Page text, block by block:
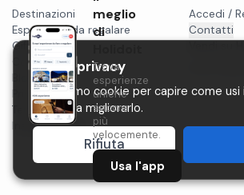
Destinazioni
Esperienze da regalare
Gift card
Cosa fare a...
Blog
Privacy
Termini
Instagram
Accedi /
Contatti
meglio
di
Trova
esperienze
uniche
ancora
più
velocemente.
Usa l'app
La tua privacy
Utilizziamo cookie per capire come
aiutarci a migliorarlo.
Rifiuta